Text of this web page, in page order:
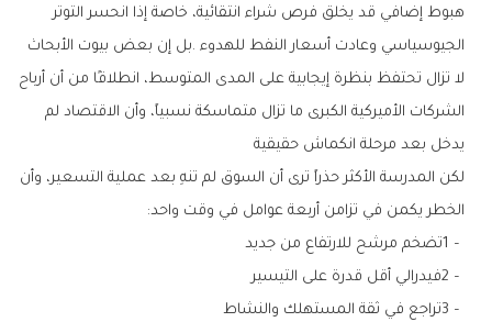
‬يدخل‭ ‬بعد‭ ‬مرحلة‭ ‬انكماش‭ ‬حقيقية
‬الخطر‭ ‬يكمن‭ ‬في‭ ‬تزامن‭ ‬أربعة‭ ‬عوامل‭ ‬في‭ ‬وقت‭ ‬واحد‭:‬
1‭ – ‬تضخم‭ ‬مرشح‭ ‬للارتفاع‭ ‬من‭ ‬جديد
2‭ – ‬فيدرالي‭ ‬أقل‭ ‬قدرة‭ ‬على‭ ‬التيسير
3‭ – ‬تراجع‭ ‬في‭ ‬ثقة‭ ‬المستهلك‭ ‬والنشاط